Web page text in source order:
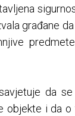
građane
da
objekte i da